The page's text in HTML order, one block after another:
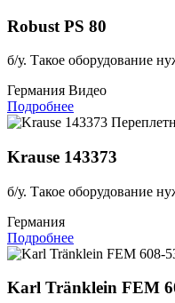
Robust PS 80
б/у. Такое оборудование
Германия Видео
Подробнее
Krause 143373
б/у. Такое оборудование
Германия
Подробнее
Karl Tränklein FEM